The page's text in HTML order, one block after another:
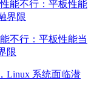
不行：平板性能当
限